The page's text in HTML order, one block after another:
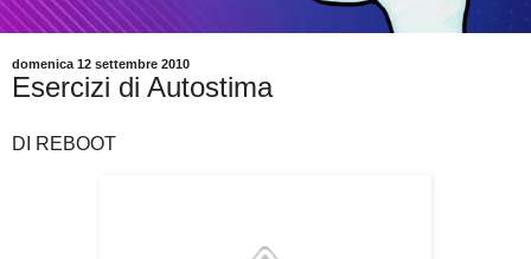
domenica 12 settembre 2010
Esercizi di Autostima
DI REBOOT